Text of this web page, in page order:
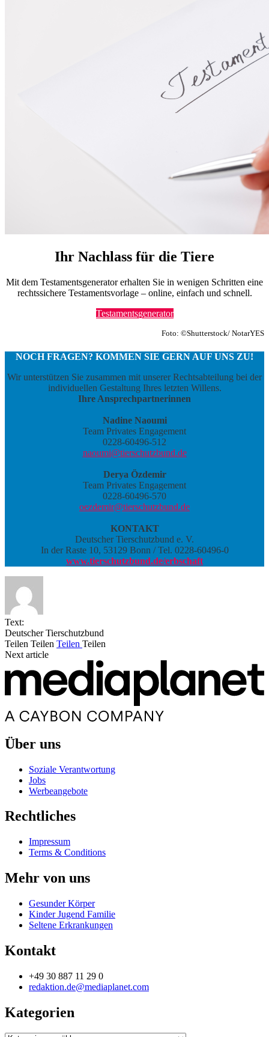
Ihr Nachlass für die Tiere
Mit dem Testamentsgenerator erhalten Sie in wenigen Schritten eine
rechtssichere Testamentsvorlage – online, einfach und schnell.
Testamentsgenerator
Foto: ©Shutterstock/ NotarYES
NOCH FRAGEN? KOMMEN SIE GERN AUF UNS ZU!
Wir unterstützen Sie zusammen mit unserer Rechtsabteilung bei der
individuellen Gestaltung Ihres letzten Willens.
Ihre Ansprechpartnerinnen
Nadine Naoumi
Team Privates Engagement
0228-60496-512
naoumi@tierschutzbund.de
Derya Özdemir
Team Privates Engagement
0228-60496-570
oezdemir@tierschutzbund.de
KONTAKT
Deutscher Tierschutzbund e. V.
In der Raste 10, 53129 Bonn / Tel. 0228-60496-0
www.tierschutzbund.de/erbschaft
Text:
Deutscher Tierschutzbund
Teilen Teilen Teilen Teilen
Next article
Über uns
Soziale Verantwortung
Jobs
Werbeangebote
Rechtliches
Impressum
Terms & Conditions
Mehr von uns
Gesunder Körper
Kinder Jugend Familie
Seltene Erkrankungen
Kontakt
+49 30 887 11 29 0
redaktion.de@mediaplanet.com
Kategorien